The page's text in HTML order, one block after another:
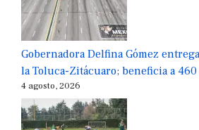
Gobernadora Delfina Gómez
la Toluca-Zitácuaro; beneficia a
4 agosto, 2026